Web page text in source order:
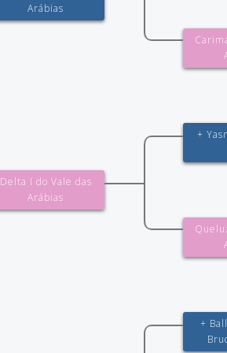
Arábias
Delta I do Vale das
Arábias
+
+